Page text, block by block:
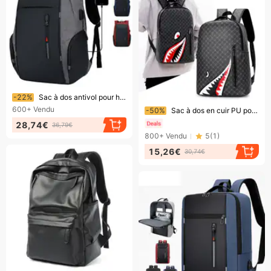
Bientôt la fin !
-22%
Sac à dos antivol pour homme, sacoche pour ordinateur portable, multifonction, USB, grande capacité, tendance, tendance
600+ Vendu
28,74€ 36,79€
Bientôt la fin !
-50% Sac à dos en cuir PU pour homme, sac à dos de voyage décontracté à carreaux, sac d'école à carreaux de grande capacité, sac d'ordinateur
800+ Vendu 5(1 )
15,26€ 30,74€